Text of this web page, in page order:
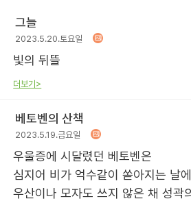
그늘
2023.5.20.토요일
빛의 뒤뜰
더보기>
베토벤의 산책
2023.5.19.금요일
우울증에 시달렸던 베토벤은
심지어 비가 억수같이 쏟아지는 날
우산이나 모자도 쓰지 않은 채 성곽